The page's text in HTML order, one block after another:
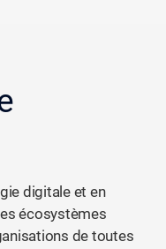
digitale et en
écosystèmes
de toutes